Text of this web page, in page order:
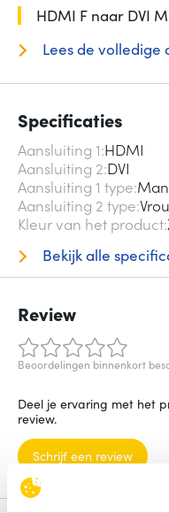
HDMI F naar DVI
Lees de volledige
Specificaties
Aansluiting 1 HDMI
Aansluiting 2 DVI
Aansluiting 1 type
Aansluiting 2 type
Kleur van het product
Bekijk alle
Review
Beoordelingen binnenkort
Deel je ervaring met het
review.
Schrijf een review